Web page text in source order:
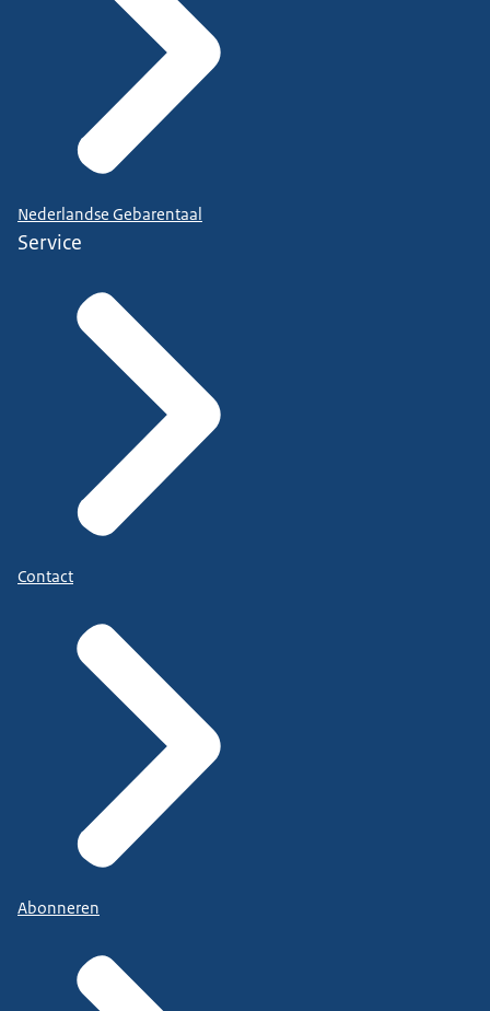
Nederlandse Gebarentaal
Service
Contact
Abonneren